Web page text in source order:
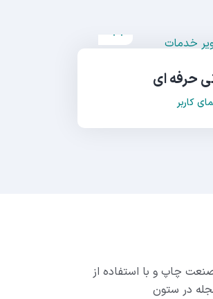
حرفه ای
کاربر
چاپ و با استفاده از
در ستون